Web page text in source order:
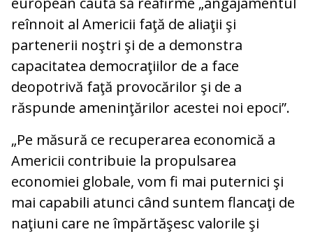
reînnoit al Americii faţă de aliaţii şi
partenerii noştri şi de a demonstra
capacitatea democraţiilor de a face
deopotrivă faţă provocărilor şi de a
răspunde ameninţărilor acestei noi epoci”.
„Pe măsură ce recuperarea economică a
Americii contribuie la propulsarea
economiei globale, vom fi mai puternici şi
mai capabili atunci când suntem flancaţi de
naţiuni care ne împărtăşesc valorile şi